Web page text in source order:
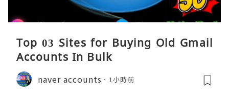
Top 03 Sites for Buying Old Gmail
Accounts In Bulk
naver accounts 1小時前